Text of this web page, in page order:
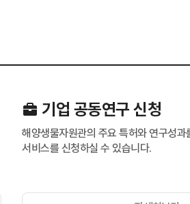
기업 공동연구 신청
해양생물자원관의 주요 특허와 연구성
서비스를 신청하실 수 있습니다.